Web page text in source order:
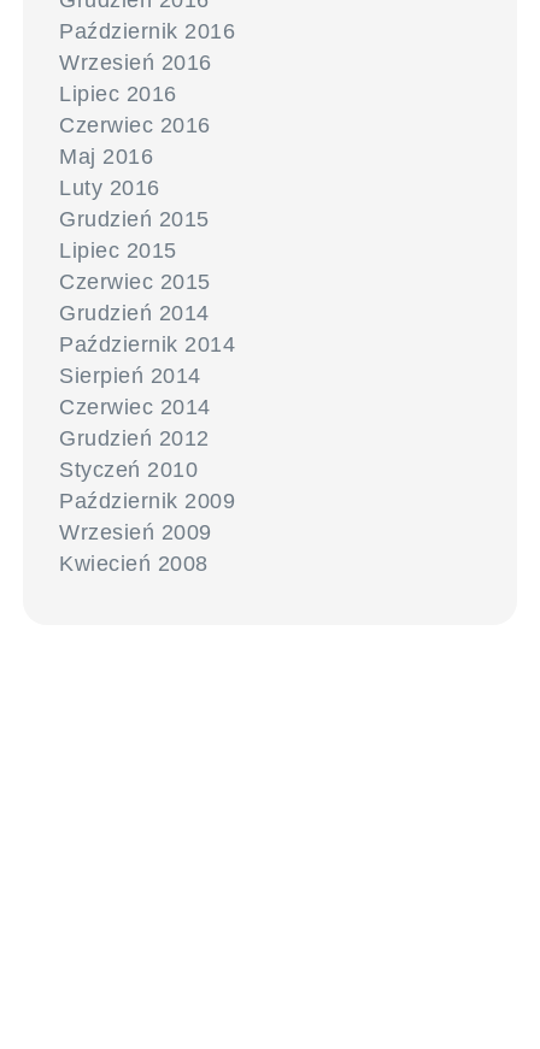
Październik 2016
Wrzesień 2016
Lipiec 2016
Czerwiec 2016
Maj 2016
Luty 2016
Grudzień 2015
Lipiec 2015
Czerwiec 2015
Grudzień 2014
Październik 2014
Sierpień 2014
Czerwiec 2014
Grudzień 2012
Styczeń 2010
Październik 2009
Wrzesień 2009
Kwiecień 2008